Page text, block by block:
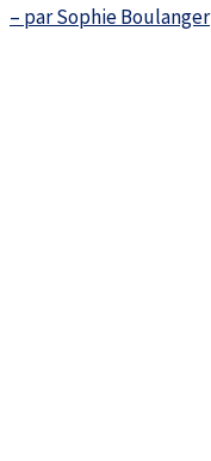
– par Sophie Boulanger